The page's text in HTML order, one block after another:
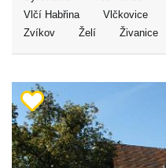
Vlčí Habřina
Vlčkovice
Zvíkov
Želí Živanice